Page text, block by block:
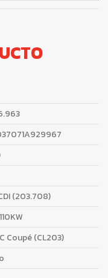
(203.708)
Coupé (CL203)